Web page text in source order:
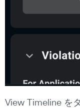
View Timeline を